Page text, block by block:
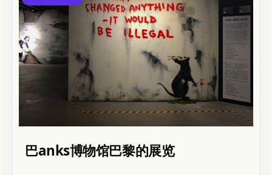
巴anks博物馆巴黎的展览